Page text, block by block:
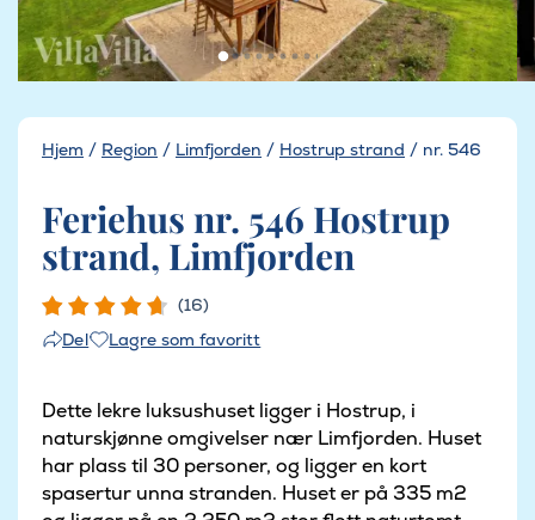
Hjem / Region / Limfjorden / Hostrup strand / nr. 546
Feriehus nr. 546 Hostrup
strand, Limfjorden
(16)
Del
Lagre som favoritt
Dette lekre luksushuset ligger i Hostrup, i
naturskjønne omgivelser nær Limfjorden. Huset
har plass til 30 personer, og ligger en kort
spasertur unna stranden. Huset er på 335 m2